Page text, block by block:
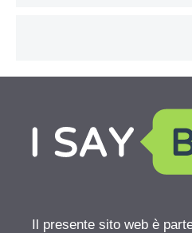
Il presente sito web è